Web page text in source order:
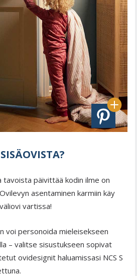
tavoista päivittää kodin ilme on
asentaminen karmiin käy
vartissa!
voi personoida mieleisekseen
– valitse sisustukseen sopivat
ovidesignit haluamissasi NCS S